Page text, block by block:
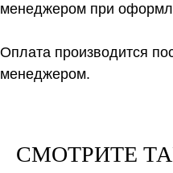
менеджером при
Оплата производится
менеджером.
СМОТРИТЕ